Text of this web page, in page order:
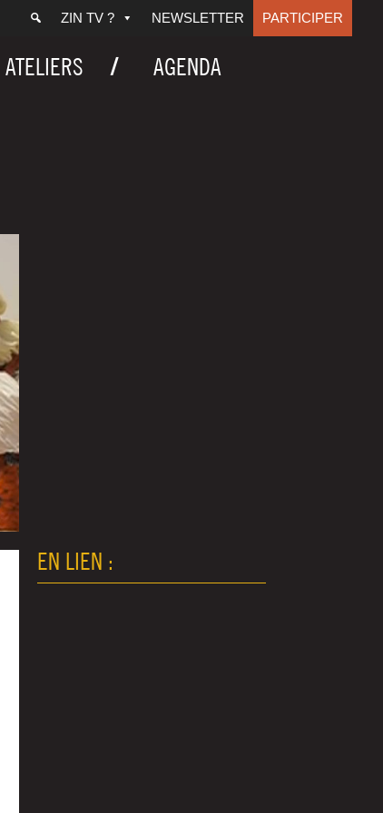
ZIN TV ? NEWSLETTER PARTICIPER
ATELIERS AGENDA
EN LIEN :